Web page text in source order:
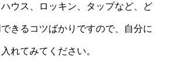
ウス、ロッキン、タップなど、ど
きるコツばかりですので、自分に
れてみてください。